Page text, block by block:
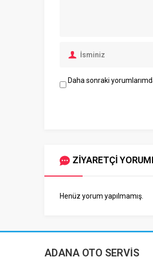
Daha sonraki
ZİYARETÇİ
Henüz yorum yapılmamış.
ADANA OTO SERVİS